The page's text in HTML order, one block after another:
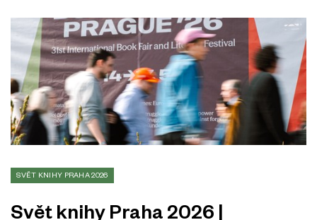
SVĚT KNIHY PRAHA 2026
Svět knihy Praha 2026 |